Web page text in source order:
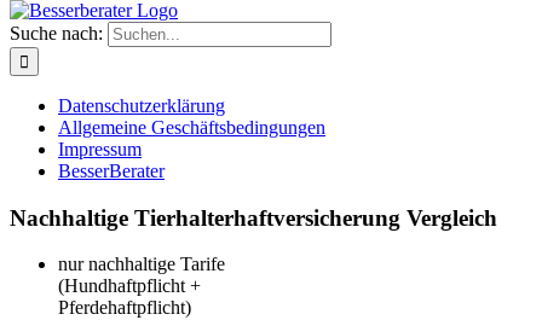
Suche nach:
Datenschutzerklärung
Allgemeine Geschäftsbedingungen
Impressum
BesserBerater
Nachhaltige Tierhalterhaftversicherung Vergleich
nur nachhaltige Tarife
(Hundhaftpflicht +
Pferdehaftpflicht)